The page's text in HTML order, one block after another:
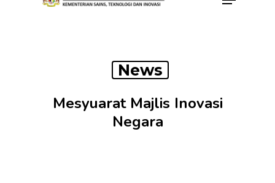
News
Mesyuarat Majlis Inovasi
Negara